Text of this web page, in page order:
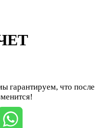
гарантируем, что после